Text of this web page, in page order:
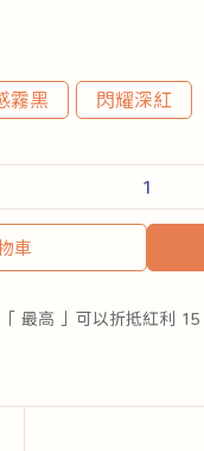
霧黑 閃耀深紅
車
最高 」可以折抵紅利 15